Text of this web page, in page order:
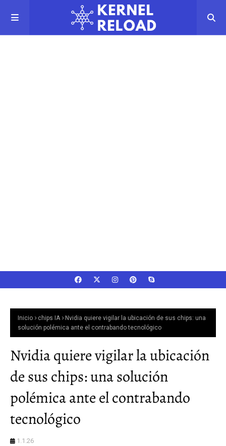
Inicio chips IA
Nvidia quiere vigilar la ubicación de sus chips: una
solución polémica ante el contrabando tecnológico
Nvidia quiere vigilar la ubicación
de sus chips: una solución
polémica ante el contrabando
tecnológico
1.1.26